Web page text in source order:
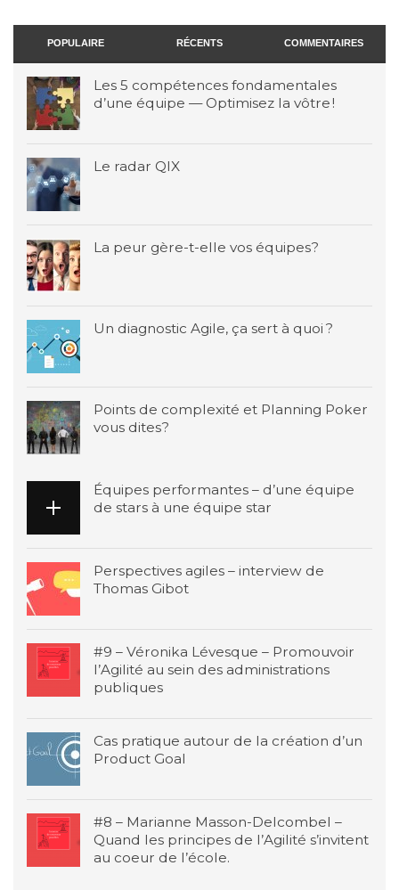
POPULAIRE RÉCENTS COMMENTAIRES
Les 5 compétences fondamentales
d’une équipe — Optimisez la vôtre !
Le radar QIX
La peur gère-t-elle vos équipes?
Un diagnostic Agile, ça sert à quoi ?
Points de complexité et Planning Poker
vous dites?
Équipes performantes – d’une équipe
de stars à une équipe star
Perspectives agiles – interview de
Thomas Gibot
#9 – Véronika Lévesque – Promouvoir
l’Agilité au sein des administrations
publiques
Cas pratique autour de la création d’un
Product Goal
#8 – Marianne Masson-Delcombel –
Quand les principes de l’Agilité s’invitent
au coeur de l’école.